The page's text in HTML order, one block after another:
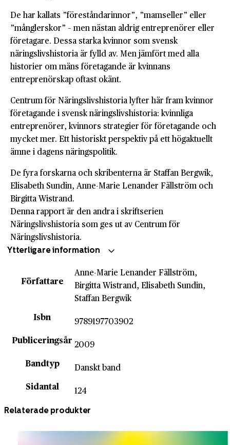
–
den
verkliga
framtidshistorien
mängd
De har kallats ”föreståndarinnor”, ”mamseller” eller
”månglerskor” – men nästan aldrig entreprenörer eller
företagare. Dessa starka kvinnor som svensk
näringslivshistoria är fylld av. Men jämfört med alla
historier om mäns företagande är kvinnans
entreprenörskap oftast okänt.
Centrum för Näringslivshistoria lyfter här fram kvinnor
företagande i svensk näringslivshistoria: kvinnliga
entreprenörer, kvinnors strategier för företagande och
mycket mer. Ett historiskt perspektiv på ett högaktuellt
ämne i dagens näringspolitik.
De fyra forskarna och skribenterna är Staffan Bergwik,
Elisabeth Sundin, Anne-Marie Lenander Fällström och
Birgitta Wistrand.
Denna rapport är den andra i skriftserien
Näringslivshistoria som ges ut av Centrum för
Näringslivshistoria.
Ytterligare information
Författare
Anne-Marie Lenander Fällström,
Birgitta Wistrand, Elisabeth Sundin,
Staffan Bergwik
Isbn
9789197703902
Publiceringsår 2009
Bandtyp
Danskt band
Sidantal
124
Relaterade produkter